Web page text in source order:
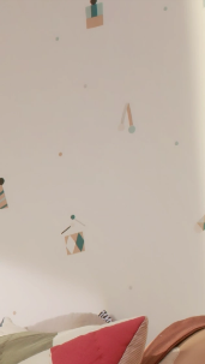
Kullanici profi̇li̇
Siparişlerim
Aboneliklerim
Español
Русский